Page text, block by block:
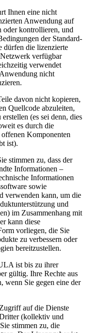
Ihnen eine nicht
Anwendung auf
oder kontrollieren, und
der Standard-
dürfen die lizenzierte
verfügbar
verwendet
nicht
davon nicht kopieren,
Quellcode abzuleiten,
(es sei denn, dies
es durch die
Komponenten
ist).
stimmen zu, dass der
Informationen –
Informationen
sowie
verwenden kann, um die
und
im Zusammenhang mit
kann diese
vorliegen, die Sie
zu verbessern oder
bereitzustellen.
ist bis zu ihrer
gültig. Ihre Rechte aus
wenn Sie gegen eine der
auf die Dienste
(kollektiv und
stimmen zu, die